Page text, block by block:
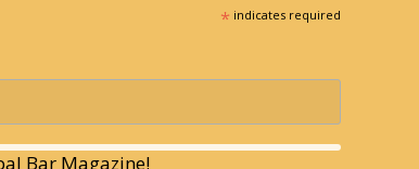
* indicates required
Bar Magazine!